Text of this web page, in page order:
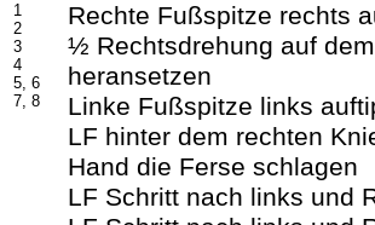
1
2
3
4
5, 6
7, 8
Rechte Fußspitze rechts
½ Rechtsdrehung auf
heransetzen
Linke Fußspitze links
LF hinter dem rechten
Hand die Ferse schlagen
LF Schritt nach links und